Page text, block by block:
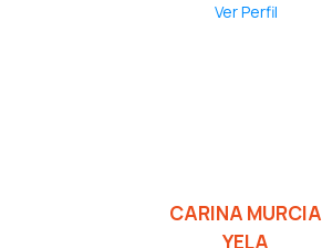
Ver Perfil
CARINA MURCIA
YELA